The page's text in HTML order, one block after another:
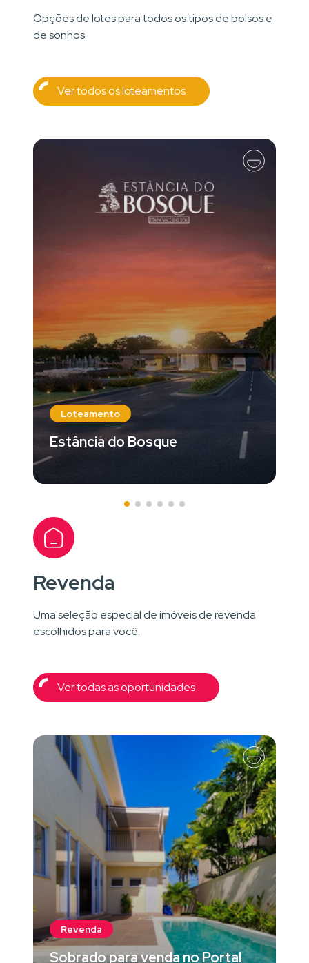
Opções de lotes para todos os tipos de bolsos e
de sonhos.
Ver todos os loteamentos
Loteamento
Estância do Bosque
Revenda
Uma seleção especial de imóveis de revenda
escolhidos para você.
Ver todas as oportunidades
Revenda
Sobrado para venda no Portal